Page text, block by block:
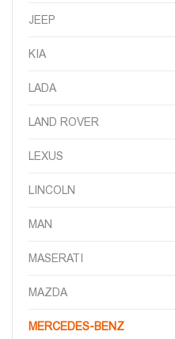
JEEP
KIA
LADA
LAND ROVER
LEXUS
LINCOLN
MAN
MASERATI
MAZDA
MERCEDES-BENZ